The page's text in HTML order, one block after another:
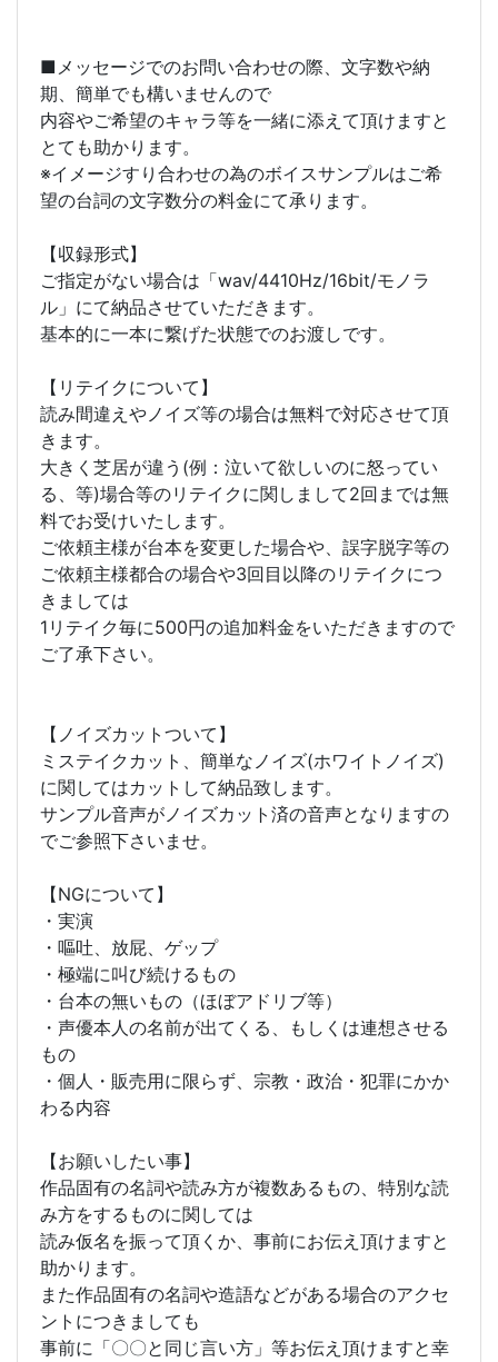
■メッセージでのお問い合わせの際、文字数や納
期、簡単でも構いませんので
内容やご希望のキャラ等を一緒に添えて頂けますと
とても助かります。
※イメージすり合わせの為のボイスサンプルはご希
望の台詞の文字数分の料金にて承ります。
【収録形式】
ご指定がない場合は「wav/4410Hz/16bit/モノラ
ル」にて納品させていただきます。
基本的に一本に繋げた状態でのお渡しです。
【リテイクについて】
読み間違えやノイズ等の場合は無料で対応させて頂
きます。
大きく芝居が違う(例：泣いて欲しいのに怒ってい
る、等)場合等のリテイクに関しまして2回までは無
料でお受けいたします。
ご依頼主様が台本を変更した場合や、誤字脱字等の
ご依頼主様都合の場合や3回目以降のリテイクにつ
きましては
1リテイク毎に500円の追加料金をいただきますので
ご了承下さい。
【ノイズカットついて】
ミステイクカット、簡単なノイズ(ホワイトノイズ)
に関してはカットして納品致します。
サンプル音声がノイズカット済の音声となりますの
でご参照下さいませ。
【NGについて】
・実演
・嘔吐、放屁、ゲップ
・極端に叫び続けるもの
・台本の無いもの（ほぼアドリブ等）
・声優本人の名前が出てくる、もしくは連想させる
もの
・個人・販売用に限らず、宗教・政治・犯罪にかか
わる内容
【お願いしたい事】
作品固有の名詞や読み方が複数あるもの、特別な読
み方をするものに関しては
読み仮名を振って頂くか、事前にお伝え頂けますと
助かります。
また作品固有の名詞や造語などがある場合のアクセ
ントにつきましても
事前に「〇〇と同じ言い方」等お伝え頂けますと幸